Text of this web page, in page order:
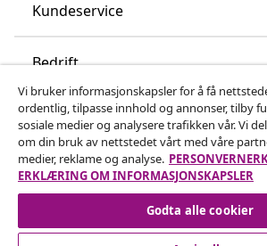
Kundeservice
Bedrift
vidaXL
Oppdag mer
Vi bruker informasjonskapsler for å få
ordentlig, tilpasse innhold og annonser, tilby
sosiale medier og analysere trafikken vår. Vi
om din bruk av nettstedet vårt med våre
medier, reklame og analyse.
ERKLÆRING OM INFORMASJONSKAPSLER
Godta alle cookier